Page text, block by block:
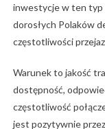
inwestycje w ten typ
dorosłych Polaków
częstotliwości
Warunek to jakość
dostępność,
częstotliwość
jest pozytywnie